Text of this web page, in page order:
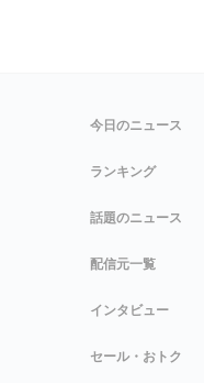
今日のニュース
ランキング
話題のニュース
配信元一覧
インタビュー
セール・おトク